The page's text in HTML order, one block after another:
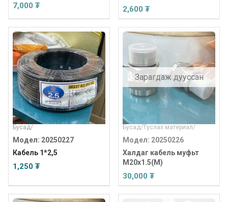
7,000 ₮ 2,600 ₮
Бусад/
Модел: 20250227
Кабель 1*2,5
1,250 ₮
Зарагдаж дууссан
Бусад/Туслах материал/
Модел: 20250226
Халдаг кабель муфьт
M20x1.5(M)
30,000 ₮